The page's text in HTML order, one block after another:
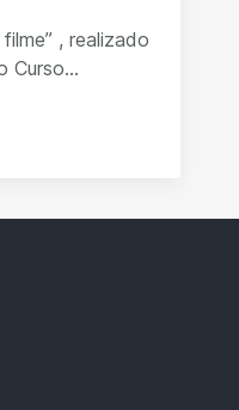
, realizado
Curso...